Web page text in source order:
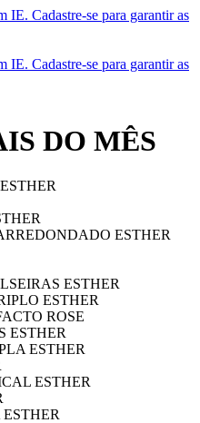
IE. Cadastre-se para garantir as
IE. Cadastre-se para garantir as
DO MÊS
ESTHER
ESTHER
ESTHER
ROSE
ESTHER
ESTHER
ESTHER